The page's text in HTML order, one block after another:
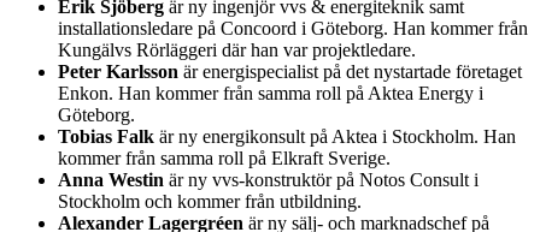
Erik Sjöberg är ny ingenjör vvs & energiteknik samt
installationsledare på Concoord i Göteborg. Han kommer från
Kungälvs Rörläggeri där han var projektledare.
Peter Karlsson är energispecialist på det nystartade företaget
Enkon. Han kommer från samma roll på Aktea Energy i
Göteborg.
Tobias Falk är ny energikonsult på Aktea i Stockholm. Han
kommer från samma roll på Elkraft Sverige.
Anna Westin är ny vvs-konstruktör på Notos Consult i
Stockholm och kommer från utbildning.
Alexander Lagergréen är ny sälj- och marknadschef på